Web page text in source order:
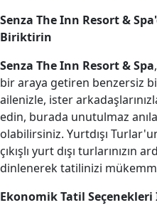
Senza The Inn Resort &
Biriktirin
Senza The Inn Resort & Spa
bir araya getiren benzersiz
ailenizle, ister
edin, burada unutulmaz
olabilirsiniz. Yurtdışı
çıkışlı yurt dışı turlarınızın
dinlenerek tatilinizi
Ekonomik Tatil Seçenekleri